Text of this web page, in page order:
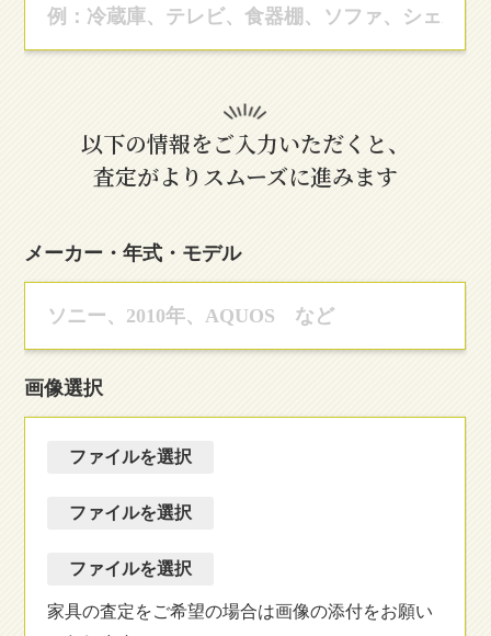
以下の情報をご入力いただくと、
査定がよりスムーズに進みます
メーカー・年式・モデル
画像選択
ファイルを選択
ファイルを選択
ファイルを選択
家具の査定をご希望の場合は画像の添付をお願い